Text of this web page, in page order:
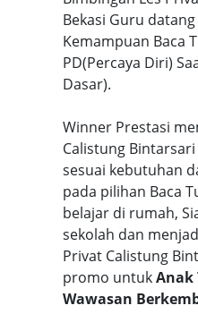
Bekasi Guru
Kemampuan Baca
PD(Percaya Diri)
Dasar).
Winner Prestasi
Calistung Bintarsari
sesuai kebutuhan
pada pilihan Baca
belajar di rumah,
sekolah dan
Privat Calistung
promo untukAnak
Wawasan